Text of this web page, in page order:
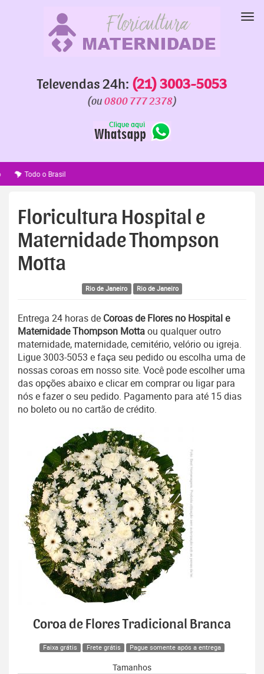
Televendas 24h: (21) 3003-5053
(ou 0800 777 2378)
Floricultura Hospital e
Maternidade Thompson
Motta
Rio de Janeiro Rio de Janeiro
Entrega 24 horas de Coroas de Flores no Hospital e
Maternidade Thompson Mottaou qualquer outro
maternidade, maternidade, cemitério, velório ou igreja.
Ligue 3003-5053 e faça seu pedido ou escolha uma de
nossas coroas em nosso site. Você pode escolher uma
das opções abaixo e clicar em comprar ou ligar para
nós e fazer o seu pedido. Pagamento para até 15 dias
no boleto ou no cartão de crédito.
Coroa de Flores Tradicional Branca
Faixa grátis Frete grátis Pague somente após a entrega
Tamanhos